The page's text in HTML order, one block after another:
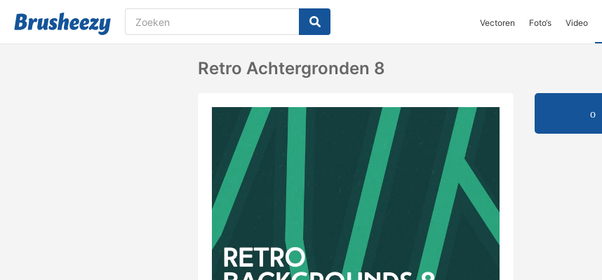
Vectoren Foto‘s Video
Retro Achtergronden 8